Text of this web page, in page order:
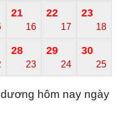
21
16
22
17
23
18
28
23
29
24
30
25
hôm nay ngày